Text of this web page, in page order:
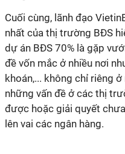
Cuối cùng, lãnh đạo
nhất của thị trường BĐS
dự án BĐS 70% là gặp
đề vốn mắc ở nhiều nơi
khoán,... không chỉ riêng
những vấn đề ở các thị
được hoặc giải quyết
lên vai các ngân hàng.